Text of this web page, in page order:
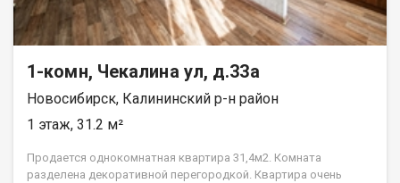
Возможен обмен на вашу недвижимость. Возможна продажа
в рассрочку. При звонке, пожалуйста, сообщите номер
1-комн, Чекалина ул, д.33а
Новосибирск, Калининский р-н район
1 этаж, 31.2 м²
Продается однокомнатная квартира 31,4м2. Комната
разделена декоративной перегородкой. Квартира очень